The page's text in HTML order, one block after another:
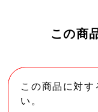
この商
この商品に対す
い。